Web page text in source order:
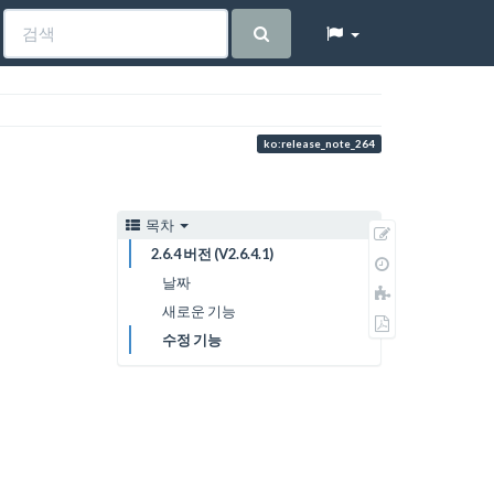
ko:release_note_264
목차
2.6.4 버전 (V2.6.4.1)
날짜
새로운 기능
수정 기능